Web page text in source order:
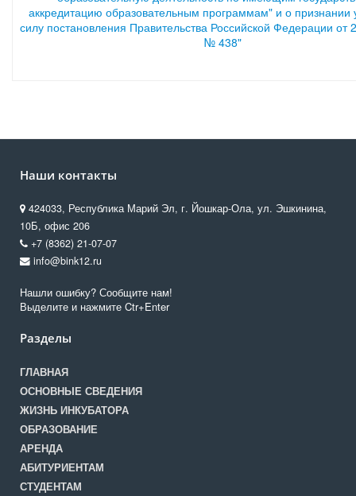
аккредитацию образовательным программам" и о признании
силу постановления Правительства Российской Федерации от
№ 438"
Наши контакты
424033, Республика Марий Эл, г. Йошкар-Ола, ул. Эшкинина,
10Б, офис 206
+7 (8362) 21-07-07
info@bink12.ru
Нашли ошибку? Сообщите нам!
Выделите и нажмите Ctr+Enter
Разделы
ГЛАВНАЯ
ОСНОВНЫЕ СВЕДЕНИЯ
ЖИЗНЬ ИНКУБАТОРА
ОБРАЗОВАНИЕ
АРЕНДА
АБИТУРИЕНТАМ
СТУДЕНТАМ